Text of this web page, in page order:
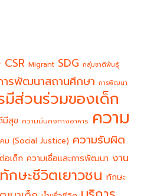
CSR Migrant SDG กลุ่มชาติพันธุ์
ารพัฒนาสถานศึกษา การพัฒนา
มีส่วนร่วมของเด็ก
มีสุข ความมั่นคงทางอาหาร ความ
ม (Social Justice) ความรับผิด
อเด็ก ความเชื่อและการพัฒนา งาน
ทักษะชีวิตเยาวชน ทักษะ